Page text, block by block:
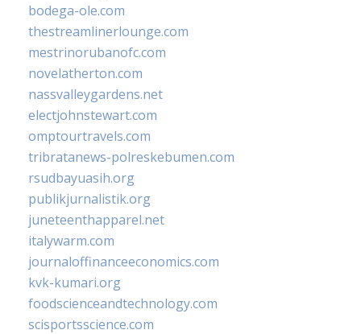
bodega-ole.com
thestreamlinerlounge.com
mestrinorubanofc.com
novelatherton.com
nassvalleygardens.net
electjohnstewart.com
omptourtravels.com
tribratanews-polreskebumen.com
rsudbayuasih.org
publikjurnalistik.org
juneteenthapparel.net
italywarm.com
journaloffinanceeconomics.com
kvk-kumari.org
foodscienceandtechnology.com
scisportsscience.com